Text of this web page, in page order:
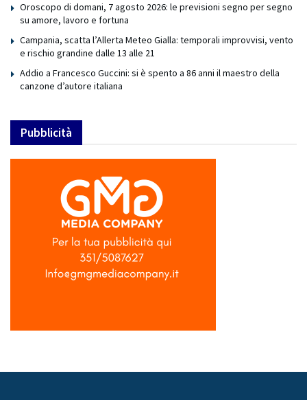
Oroscopo di domani, 7 agosto 2026: le previsioni segno per segno
su amore, lavoro e fortuna
Campania, scatta l’Allerta Meteo Gialla: temporali improvvisi, vento
e rischio grandine dalle 13 alle 21
Addio a Francesco Guccini: si è spento a 86 anni il maestro della
canzone d’autore italiana
Pubblicità